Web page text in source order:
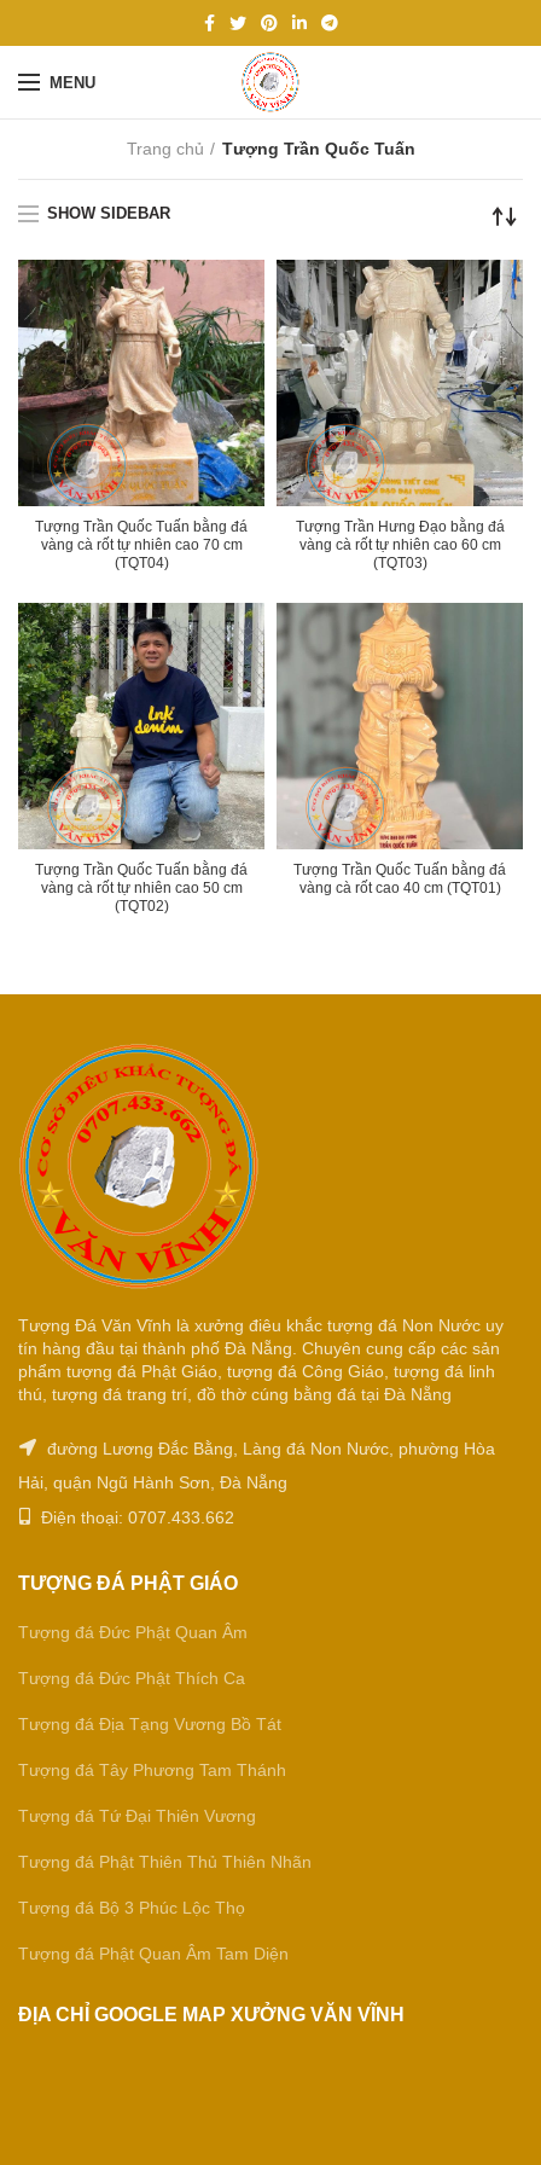
MENU
Trang chủ Tượng Trần Quốc Tuấn
SHOW SIDEBAR
Tượng Trần Quốc Tuấn bằng đá
vàng cà rốt tự nhiên cao 70 cm
(TQT04)
Tượng Trần Hưng Đạo bằng đá
vàng cà rốt tự nhiên cao 60 cm
(TQT03)
Tượng Trần Quốc Tuấn bằng đá
vàng cà rốt tự nhiên cao 50 cm
(TQT02)
Tượng Trần Quốc Tuấn bằng đá
vàng cà rốt cao 40 cm (TQT01)
Tượng Đá Văn Vĩnh là xưởng điêu khắc tượng đá Non Nước uy
tín hàng đầu tại thành phố Đà Nẵng. Chuyên cung cấp các sản
phẩm tượng đá Phật Giáo, tượng đá Công Giáo, tượng đá linh
thú, tượng đá trang trí, đồ thờ cúng bằng đá tại Đà Nẵng
đường Lương Đắc Bằng, Làng đá Non Nước, phường Hòa
Hải, quận Ngũ Hành Sơn, Đà Nẵng
Điện thoại: 0707.433.662
TƯỢNG ĐÁ PHẬT GIÁO
Tượng đá Đức Phật Quan Âm
Tượng đá Đức Phật Thích Ca
Tượng đá Địa Tạng Vương Bồ Tát
Tượng đá Tây Phương Tam Thánh
Tượng đá Tứ Đại Thiên Vương
Tượng đá Phật Thiên Thủ Thiên Nhãn
Tượng đá Bộ 3 Phúc Lộc Thọ
Tượng đá Phật Quan Âm Tam Diện
ĐỊA CHỈ GOOGLE MAP XƯỞNG VĂN VĨNH